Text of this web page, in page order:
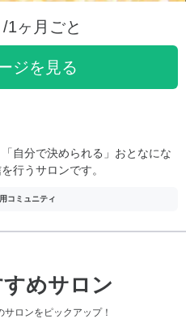
/1ヶ月ごと
ジを見る
自分で決められる」おとなにな
行うサロンです。
コミュニティ
めサロン
ロンをピックアップ！